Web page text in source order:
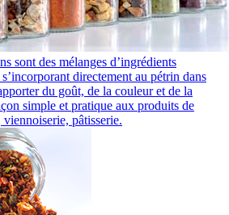
sont des mélanges d’ingrédients
directement au pétrin dans
du goût, de la couleur et de la
simple et pratique aux produits de
pâtisserie.